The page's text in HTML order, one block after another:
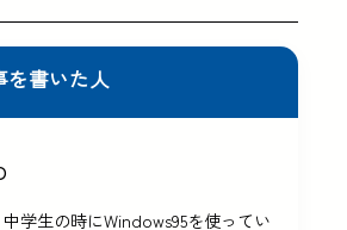
を書いた人
学生の時にWindows95を使ってい